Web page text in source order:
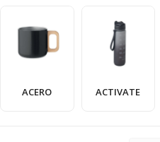
ACERO ACTIVATE